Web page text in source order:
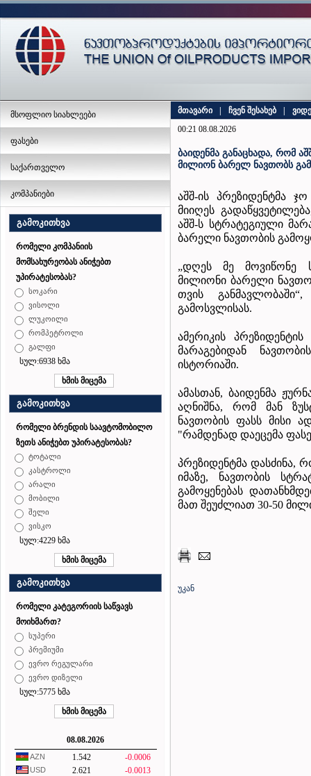
მსოფლიო სიახლეები
ფასები
საქართველო
კომპანიები
გამოკითხვა
რომელი კომპანიის
მომსახურეობას ანიჭებთ
უპირატესობას?
სოკარი
ვისოლი
ლუკოილი
რომპეტროლი
გალფი
სულ:6938 ხმა
გამოკითხვა
რომელი ბრენდის საავტომობილო
ზეთს ანიჭებთ უპირატესობას?
ტოტალი
კასტროლი
არალი
მობილი
შელი
ვისკო
სულ:4229 ხმა
გამოკითხვა
რომელი კატეგორიის საწვავს
მოიხმართ?
სუპერი
პრემიუმი
ევრო რეგულარი
ევრო დიზელი
სულ:5775 ხმა
08.08.2026
AZN 1.542 -0.0006
USD 2.621 -0.0013
მთავარი ჩვენ შესახებ
00:21 08.08.2026
ბაიდენმა განაცხადა, რომ
მილიონ ბარელ ნავთობს
აშშ-ის პრეზიდენტმა
მიიღეს
აშშ-ს სტრატეგიული
ბარელი ნავთობის
„დღეს მე მოვიწონე
მილიონი ბარელი
თვის
გამოსვლისას.
ამერიკის
მარაგებიდან
ისტორიაში.
ამასთან, ბაიდენმა
აღნიშნა, რომ მან
ნავთობის ფასს მისი
"რამდენად დაეცემა
პრეზიდენტმა დასძინა,
იმაზე, ნავთობის
გამოყენებას
მათ შეუძლიათ 30-50
უკან